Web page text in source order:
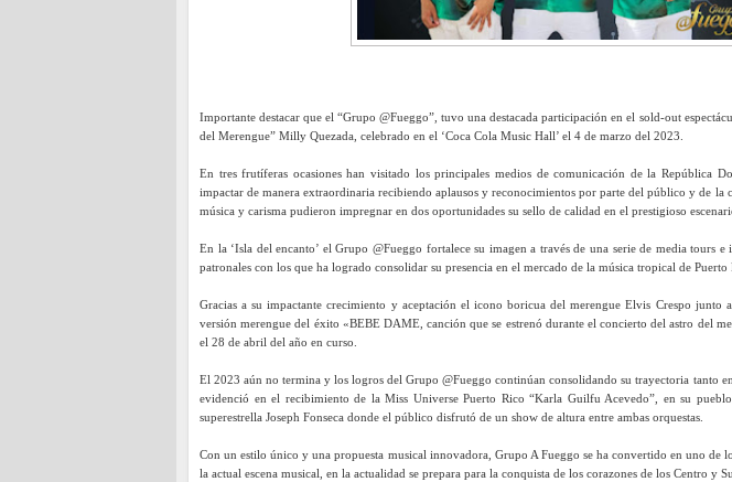
Importante destacar que el “Grupo @Fueggo”, tuvo una destacada participación en el sold-out
del Merengue” Milly Quezada, celebrado en el ‘Coca Cola Music Hall’ el 4 de marzo del 2023.
En tres frutíferas ocasiones han visitado los principales medios de comunicación de la República
impactar de manera extraordinaria recibiendo aplausos y reconocimientos por parte del público y de la
música y carisma pudieron impregnar en dos oportunidades su sello de calidad en el prestigioso
En la ‘Isla del encanto’ el Grupo @Fueggo fortalece su imagen a través de una serie de media tours e
patronales con los que ha logrado consolidar su presencia en el mercado de la música tropical de Puerto
Gracias a su impactante crecimiento y aceptación el icono boricua del merengue Elvis Crespo
versión merengue del éxito «BEBE DAME, canción que se estrenó durante el concierto del astro del
el 28 de abril del año en curso.
El 2023 aún no termina y los logros del Grupo @Fueggo continúan consolidando su trayectoria tanto
evidenció en el recibimiento de la Miss Universe Puerto Rico “Karla Guilfu Acevedo”, en su
superestrella Joseph Fonseca donde el público disfrutó de un show de altura entre ambas orquestas.
Con un estilo único y una propuesta musical innovadora, Grupo A Fueggo se ha convertido en uno de
la actual escena musical, en la actualidad se prepara para la conquista de los corazones de los Centro y